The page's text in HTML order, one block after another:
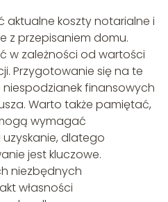
aktualne koszty notarialne i
z przepisaniem domu.
w zależności od wartości
Przygotowanie się na te
finansowych
Warto także pamiętać,
wymagać
dlatego
jest kluczowe.
niezbędnych
własności